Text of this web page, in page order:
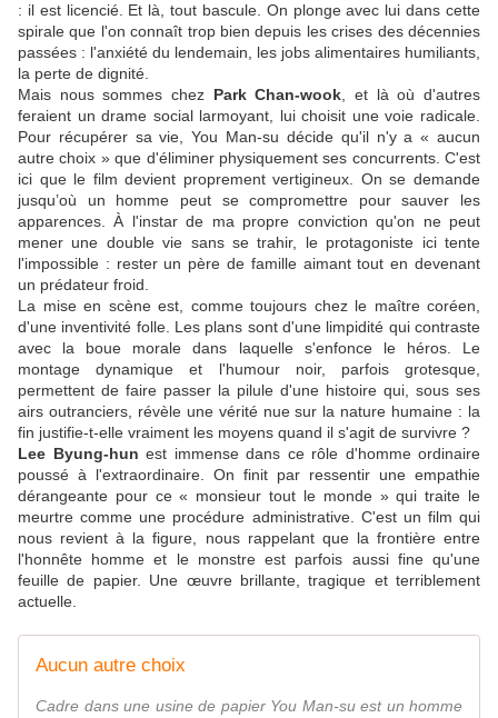
: il est licencié. Et là, tout bascule. On plonge avec lui dans cette
spirale que l'on connaît trop bien depuis les crises des décennies
passées : l'anxiété du lendemain, les jobs alimentaires humiliants,
la perte de dignité.
Mais nous sommes chez Park Chan-wook , et là où d'autres
feraient un drame social larmoyant, lui choisit une voie radicale.
Pour récupérer sa vie, You Man-su décide qu'il n'y a « aucun
autre choix » que d'éliminer physiquement ses concurrents. C'est
ici que le film devient proprement vertigineux. On se demande
jusqu’où un homme peut se compromettre pour sauver les
apparences. À l'instar de ma propre conviction qu'on ne peut
mener une double vie sans se trahir, le protagoniste ici tente
l'impossible : rester un père de famille aimant tout en devenant
un prédateur froid.
La mise en scène est, comme toujours chez le maître coréen,
d'une inventivité folle. Les plans sont d'une limpidité qui contraste
avec la boue morale dans laquelle s'enfonce le héros. Le
montage dynamique et l'humour noir, parfois grotesque,
permettent de faire passer la pilule d'une histoire qui, sous ses
airs outranciers, révèle une vérité nue sur la nature humaine : la
fin justifie-t-elle vraiment les moyens quand il s'agit de survivre ?
Lee Byung-hun est immense dans ce rôle d'homme ordinaire
poussé à l'extraordinaire. On finit par ressentir une empathie
dérangeante pour ce « monsieur tout le monde » qui traite le
meurtre comme une procédure administrative. C'est un film qui
nous revient à la figure, nous rappelant que la frontière entre
l'honnête homme et le monstre est parfois aussi fine qu'une
feuille de papier. Une œuvre brillante, tragique et terriblement
actuelle.
Aucun autre choix
Cadre dans une usine de papier You Man-su est un homme